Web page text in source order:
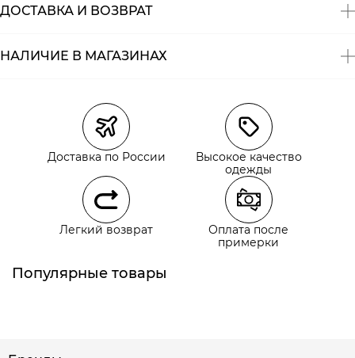
ДОСТАВКА И ВОЗВРАТ
Курьерская доставка СДЭК
Самовывоз из пункта выдачи СДЭК
Самовывоз из наших магазинов
Курьерская доставка СДЭК
Самовывоз из пункта выдачи СДЭК
НАЛИЧИЕ В МАГАЗИНАХ
Доставка по России
Высокое качество
одежды
Легкий возврат
Оплата после
примерки
Популярные товары